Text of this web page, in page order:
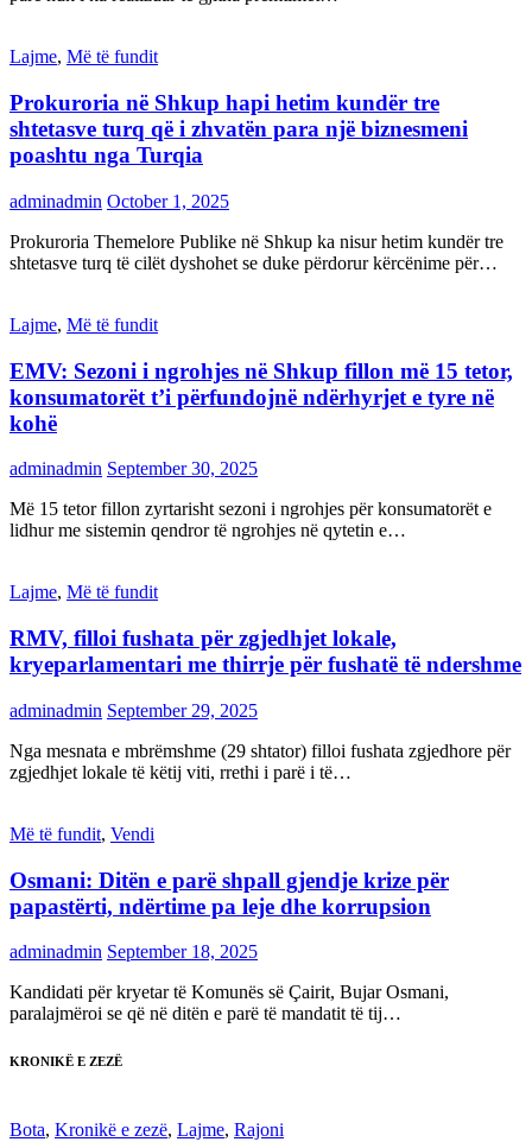
Lajme, Më të fundit
Prokuroria në Shkup hapi hetim kundër tre
shtetasve turq që i zhvatën para një biznesmeni
poashtu nga Turqia
adminadmin October 1, 2025
Prokuroria Themelore Publike në Shkup ka nisur hetim kundër tre
shtetasve turq të cilët dyshohet se duke përdorur kërcënime për…
Lajme, Më të fundit
EMV: Sezoni i ngrohjes në Shkup fillon më 15 tetor,
konsumatorët t’i përfundojnë ndërhyrjet e tyre në
kohë
adminadmin September 30, 2025
Më 15 tetor fillon zyrtarisht sezoni i ngrohjes për konsumatorët e
lidhur me sistemin qendror të ngrohjes në qytetin e…
Lajme, Më të fundit
RMV, filloi fushata për zgjedhjet lokale,
kryeparlamentari me thirrje për fushatë të ndershme
adminadmin September 29, 2025
Nga mesnata e mbrëmshme (29 shtator) filloi fushata zgjedhore për
zgjedhjet lokale të këtij viti, rrethi i parë i të…
Më të fundit, Vendi
Osmani: Ditën e parë shpall gjendje krize për
papastërti, ndërtime pa leje dhe korrupsion
adminadmin September 18, 2025
Kandidati për kryetar të Komunës së Çairit, Bujar Osmani,
paralajmëroi se që në ditën e parë të mandatit të tij…
KRONIKË E ZEZË
Bota, Kronikë e zezë, Lajme, Rajoni